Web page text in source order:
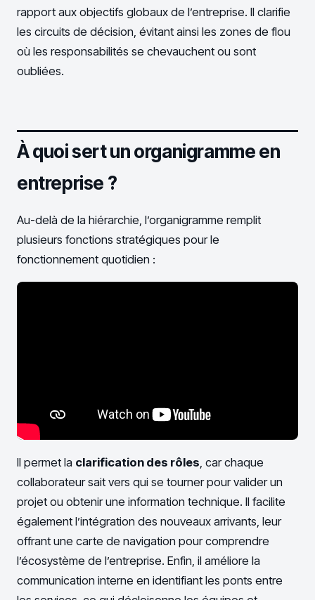
rapport aux objectifs globaux de l’entreprise. Il clarifie
les circuits de décision, évitant ainsi les zones de flou
où les responsabilités se chevauchent ou sont
oubliées.
À quoi sert un organigramme en
entreprise ?
Au-delà de la hiérarchie, l’organigramme remplit
plusieurs fonctions stratégiques pour le
fonctionnement quotidien :
Il permet la clarification des rôles, car chaque
collaborateur sait vers qui se tourner pour valider un
projet ou obtenir une information technique. Il facilite
également l’intégration des nouveaux arrivants, leur
offrant une carte de navigation pour comprendre
l’écosystème de l’entreprise. Enfin, il améliore la
communication interne en identifiant les ponts entre